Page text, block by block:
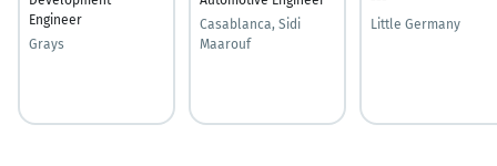
Engineer
Grays
Casablanca, Sidi
Maarouf
Little Germany